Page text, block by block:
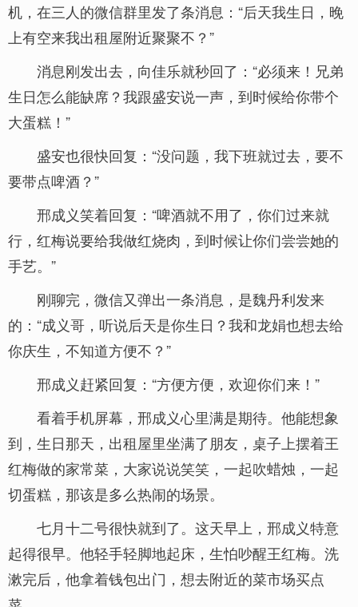
机，在三人的微信群里发了条消息：“后天我生日，晚
上有空来我出租屋附近聚聚不？”
消息刚发出去，向佳乐就秒回了：“必须来！兄弟
生日怎么能缺席？我跟盛安说一声，到时候给你带个
大蛋糕！”
盛安也很快回复：“没问题，我下班就过去，要不
要带点啤酒？”
邢成义笑着回复：“啤酒就不用了，你们过来就
行，红梅说要给我做红烧肉，到时候让你们尝尝她的
手艺。”
刚聊完，微信又弹出一条消息，是魏丹利发来
的：“成义哥，听说后天是你生日？我和龙娟也想去给
你庆生，不知道方便不？”
邢成义赶紧回复：“方便方便，欢迎你们来！”
看着手机屏幕，邢成义心里满是期待。他能想象
到，生日那天，出租屋里坐满了朋友，桌子上摆着王
红梅做的家常菜，大家说说笑笑，一起吹蜡烛，一起
切蛋糕，那该是多么热闹的场景。
七月十二号很快就到了。这天早上，邢成义特意
起得很早。他轻手轻脚地起床，生怕吵醒王红梅。洗
漱完后，他拿着钱包出门，想去附近的菜市场买点